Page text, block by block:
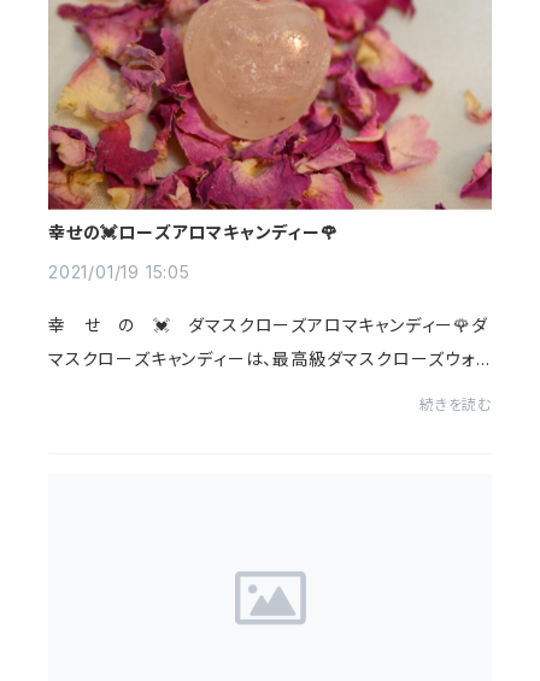
幸せの💓ローズアロマキャンディー🌹
2021/01/19 15:05
幸 せ の 💓 ダマスクローズアロマキャンディー🌹ダ
マスクローズキャンディーは、最高級ダマスクローズウォ
続きを読む